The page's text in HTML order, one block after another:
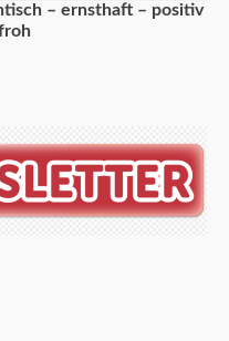
– ernsthaft – positiv